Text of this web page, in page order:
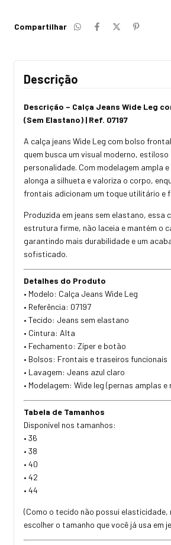
Compartilhar
Descrição
Descrição – Calça Jeans Wide Leg
(Sem Elastano) | Ref. 07197
A calça jeans Wide Leg com bolso
quem busca um visual moderno, estiloso
personalidade. Com modelagem ampla
alonga a silhueta e valoriza o corpo,
frontais adicionam um toque utilitário e
Produzida em jeans sem elastano, essa
estrutura firme, não laceia e mantém o
garantindo mais durabilidade e um
sofisticado.
Detalhes do Produto
• Modelo: Calça Jeans Wide Leg
• Referência: 07197
• Tecido: Jeans sem elastano
• Cintura: Alta
• Fechamento: Zíper e botão
• Bolsos: Frontais e traseiros funcionais
• Lavagem: Jeans azul claro
• Modelagem: Wide leg (pernas amplas e
Tabela de Tamanhos
Disponível nos tamanhos:
• 36
• 38
• 40
• 42
• 44
(Como o tecido não possui elasticidade,
escolher o tamanho que você já usa em